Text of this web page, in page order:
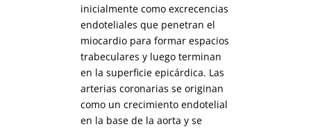
inicialmente como excrecencias
endoteliales que penetran el
miocardio para formar espacios
trabeculares y luego terminan
en la superficie epicárdica. Las
arterias coronarias se originan
como un crecimiento endotelial
en la base de la aorta y se